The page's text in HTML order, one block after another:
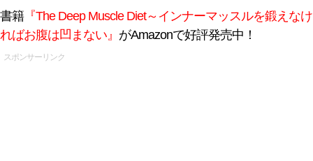
書籍『The Deep Muscle Diet～インナーマッスルを鍛えなけ
ればお腹は凹まない』 がAmazonで好評発売中！
スポンサーリンク